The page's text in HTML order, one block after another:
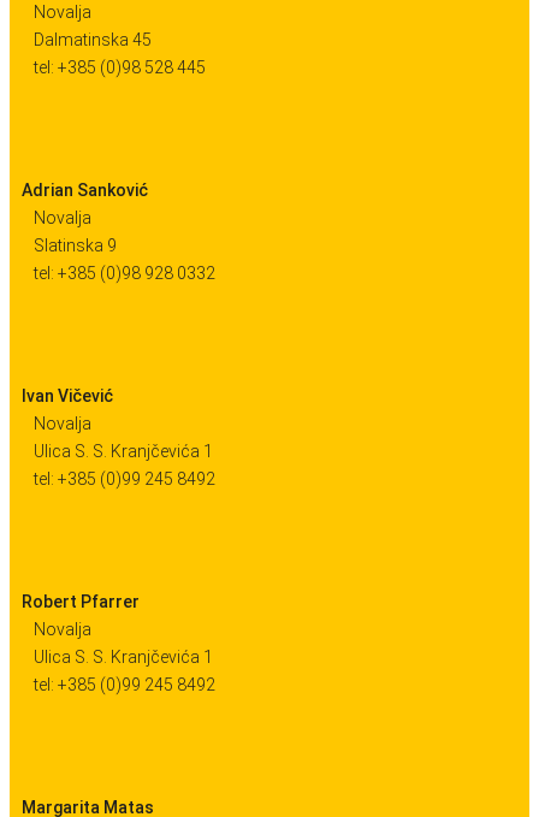
Novalja
Dalmatinska 45
tel: +385 (0)98 528 445
Adrian Sanković
Novalja
Slatinska 9
tel: +385 (0)98 928 0332
Ivan Vičević
Novalja
Ulica S. S. Kranjčevića 1
tel: +385 (0)99 245 8492
Robert Pfarrer
Novalja
Ulica S. S. Kranjčevića 1
tel: +385 (0)99 245 8492
Margarita Matas